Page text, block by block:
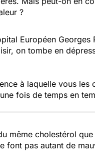
?
Européen Georges
on tombe en
à laquelle vous les
fois de temps en
même cholestérol
font pas autant de